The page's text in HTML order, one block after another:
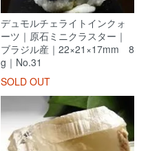
デュモルチェライトインクォ
ーツ｜原石ミニクラスター｜
ブラジル産｜22×21×17mm 8
g｜No.31
SOLD OUT